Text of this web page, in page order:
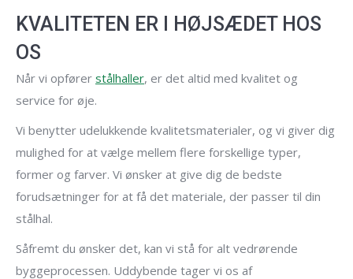
KVALITETEN ER I HØJSÆDET HOS
OS
Når vi opfører stålhaller, er det altid med kvalitet og
service for øje.
Vi benytter udelukkende kvalitetsmaterialer, og vi giver dig
mulighed for at vælge mellem flere forskellige typer,
former og farver. Vi ønsker at give dig de bedste
forudsætninger for at få det materiale, der passer til din
stålhal.
Såfremt du ønsker det, kan vi stå for alt vedrørende
byggeprocessen. Uddybende tager vi os af